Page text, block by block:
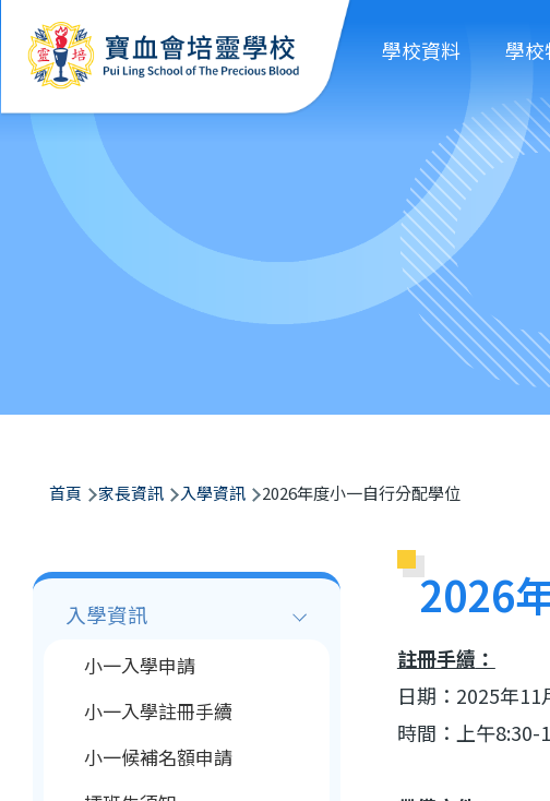
移至主內容
學校資料 學校
航
結
首頁 家長資訊 入學資訊 2026年度小一自行分配學位
2026
註冊手續 ：
日期：2025年
時間：上午8:30-
Main
navigation
入學資訊
小一入學申請
小一入學註冊手續
小一候補名額申請